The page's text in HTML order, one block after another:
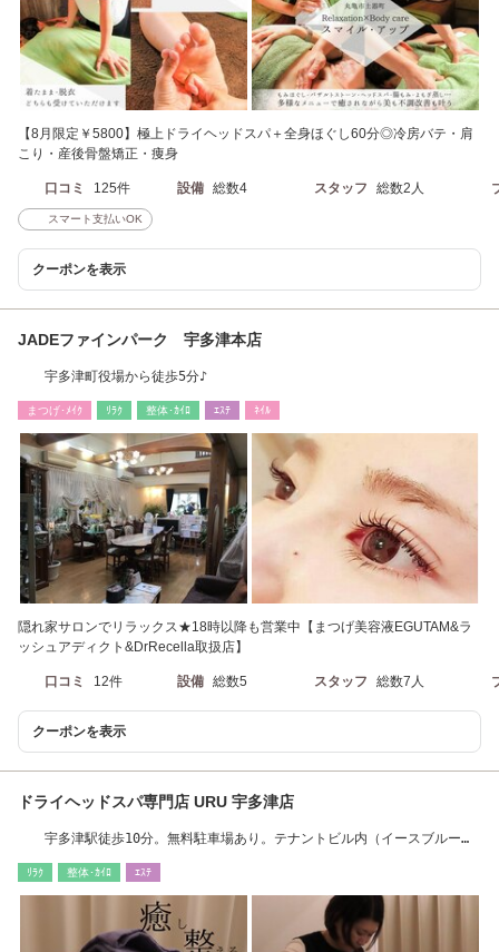
【8月限定￥5800】極上ドライヘッドスパ＋全身ほぐし60分◎冷房バテ・肩
こり・産後骨盤矯正・痩身
口コミ 125件 設備 総数4 スタッフ 総数2人
スマート支払いOK
クーポンを表示
JADEファインパーク 宇多津本店
宇多津町役場から徒歩5分♪
まつげ･ﾒｲｸ ﾘﾗｸ 整体･ｶｲﾛ ｴｽﾃ ﾈｲﾙ
隠れ家サロンでリラックス★18時以降も営業中【まつげ美容液EGUTAM&ラ
ッシュアディクト&DrRecella取扱店】
口コミ 12件 設備 総数5 スタッフ 総数7人
クーポンを表示
ドライヘッドスパ専門店 URU 宇多津店
宇多津駅徒歩10分。無料駐車場あり。テナントビル内（イースブルーレ
ﾘﾗｸ 整体･ｶｲﾛ ｴｽﾃ